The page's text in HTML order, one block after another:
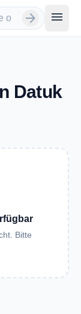
arrow_forward menu
Datuk
Bitte